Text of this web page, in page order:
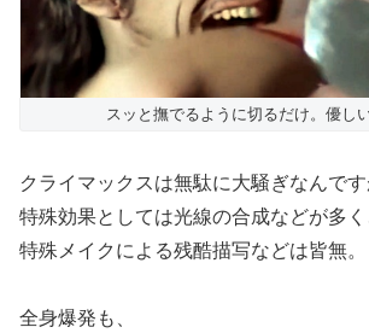
スッと撫でるように切るだけ。優し
クライマックスは無駄に大騒ぎなんです
特殊効果としては光線の合成などが多く
特殊メイクによる残酷描写などは皆無。
全身爆発も、